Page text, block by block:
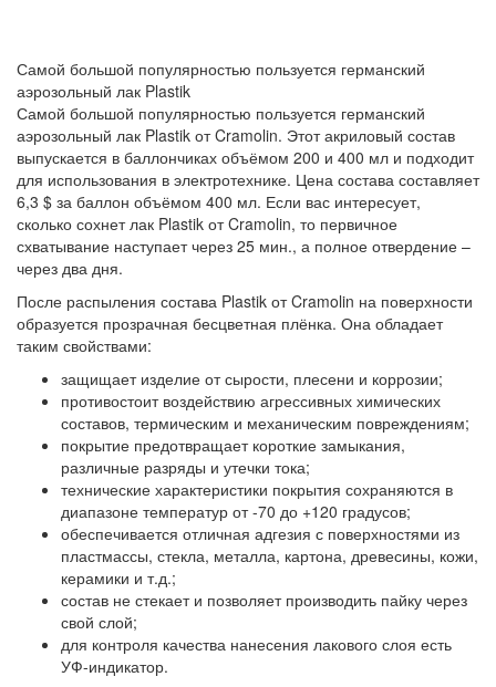
Самой большой популярностью пользуется германский
аэрозольный лак Plastik
Самой большой популярностью пользуется германский
аэрозольный лак Plastik от Cramolin. Этот акриловый состав
выпускается в баллончиках объёмом 200 и 400 мл и подходит
для использования в электротехнике. Цена состава составляет
6,3 $ за баллон объёмом 400 мл. Если вас интересует,
сколько сохнет лак Plastik от Cramolin, то первичное
схватывание наступает через 25 мин., а полное отвердение –
через два дня.
После распыления состава Plastik от Cramolin на поверхности
образуется прозрачная бесцветная плёнка. Она обладает
таким свойствами:
защищает изделие от сырости, плесени и коррозии;
противостоит воздействию агрессивных химических
составов, термическим и механическим повреждениям;
покрытие предотвращает короткие замыкания,
различные разряды и утечки тока;
технические характеристики покрытия сохраняются в
диапазоне температур от -70 до +120 градусов;
обеспечивается отличная адгезия с поверхностями из
пластмассы, стекла, металла, картона, древесины, кожи,
керамики и т.д.;
состав не стекает и позволяет производить пайку через
свой слой;
для контроля качества нанесения лакового слоя есть
УФ-индикатор.